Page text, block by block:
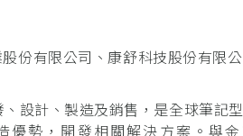
份有限公司、康舒科技股份有限
設計、製造及銷售，是全球筆記
優勢，開發相關解決方案。與